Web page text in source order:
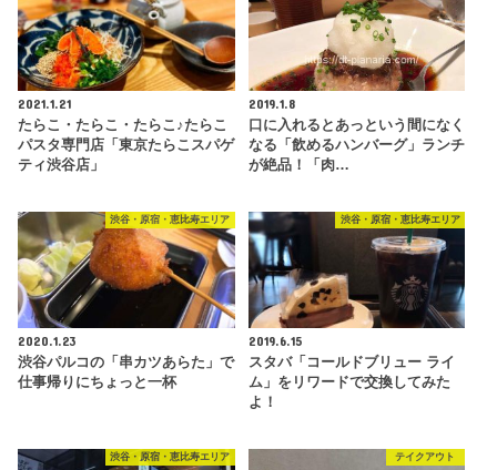
2021.1.21
たらこ・たらこ・たらこ♪たらこ
パスタ専門店「東京たらこスパゲ
ティ渋谷店」
2019.1.8
口に入れるとあっという間になく
なる「飲めるハンバーグ」ランチ
が絶品！「肉…
渋谷・原宿・恵比寿エリア
2020.1.23
渋谷パルコの「串カツあらた」で
仕事帰りにちょっと一杯
渋谷・原宿・恵比寿エリア
2019.6.15
スタバ「コールドブリュー ライ
ム」をリワードで交換してみた
よ！
渋谷・原宿・恵比寿エリア テイクアウト